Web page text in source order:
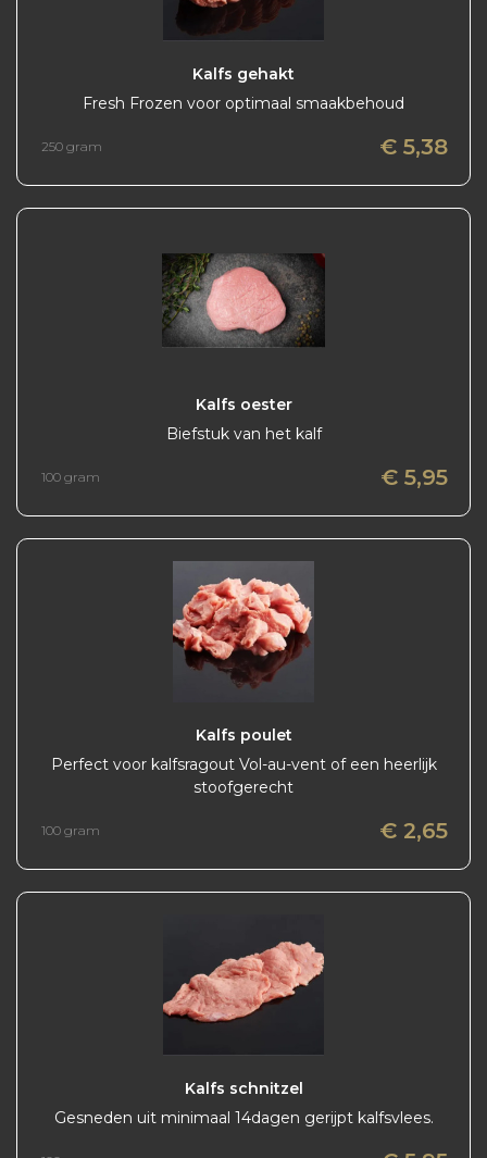
Kalfs gehakt
Fresh Frozen voor optimaal smaakbehoud
€ 5,38
250 gram
Kalfs oester
Biefstuk van het kalf
€ 5,95
100 gram
Kalfs poulet
Perfect voor kalfsragout Vol-au-vent of een heerlijk
stoofgerecht
€ 2,65
100 gram
Kalfs schnitzel
Gesneden uit minimaal 14dagen gerijpt kalfsvlees.